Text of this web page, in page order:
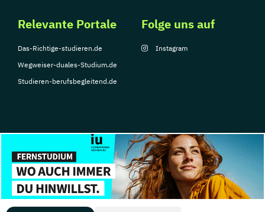
Relevante Portale
Das-Richtige-studieren.de
Wegweiser-duales-Studium.de
Studieren-berufsbegleitend.de
Folge uns auf
Instagram
© Copyright 2026, TarGroup Media GmbH
Impressum
Datenschutzerklärung Nutzungsbedingungen